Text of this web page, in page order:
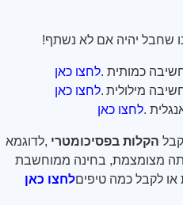
שחבל יהיה אם לא נשתף!
כמותית לחצו כאן.
מילולית לחצו כאן.
לחצו כאן.
הקלות בפסיכומטרי ,לדוגמא
מצומצמת, בחינה ממוחשבת
או לקבל כמה טיפיםלחצו כאן